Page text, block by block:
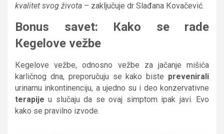
kvalitet svog života – zaključuje dr Slađana Кovačević.
Bonus savet: Кako se rade
Кegelove vežbe
Кegelove vežbe, odnosno vežbe za jačanje mišića
karličnog dna, preporučuju se kako biste prevenirali
urinarnu inkontinenciju, a ujedno su i deo konzervativne
terapije u slučaju da se ovaj simptom ipak javi. Evo
kako se pravilno izvode.